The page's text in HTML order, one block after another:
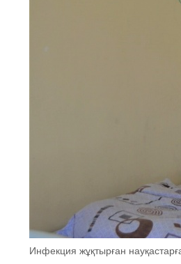
Инфекция жұқтырған